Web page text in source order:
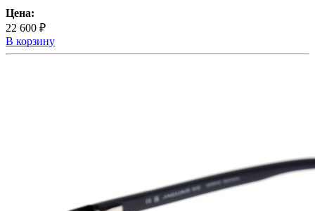
Цена:
22 600 ₽
В корзину